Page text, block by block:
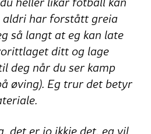
aldri har forstått greia
så langt at eg kan late
ditt og lage
deg når du ser kamp
øving). Eg trur det betyr